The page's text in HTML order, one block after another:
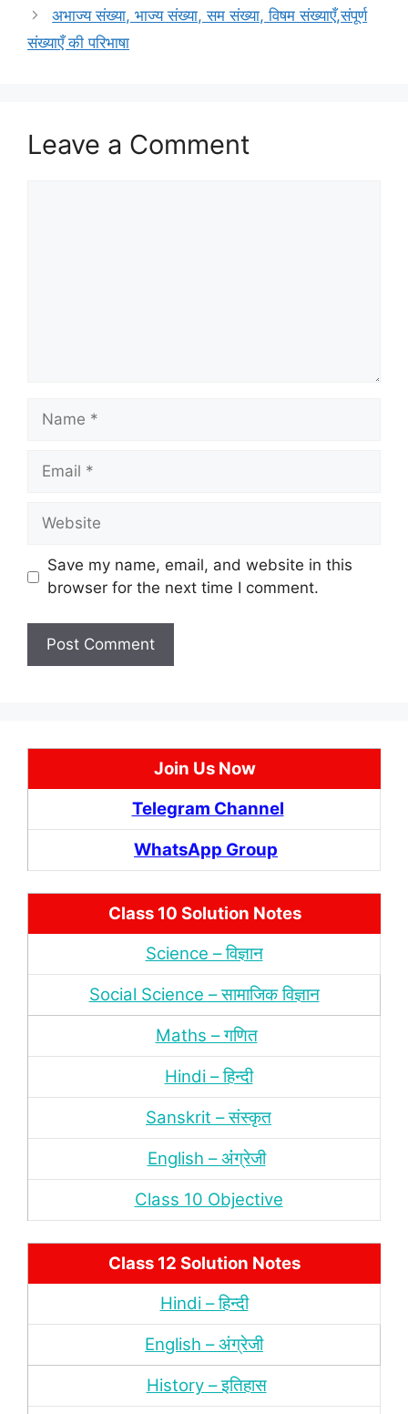
अभाज्य संख्या, भाज्य संख्या, सम संख्या, विषम संख्याएँ,संपूर्ण
संख्याएँ की परिभाषा
Leave a Comment
Name
Email
Website
Save my name, email, and website in this
browser for the next time I comment.
Join Us Now
Telegram Channel
WhatsApp Group
Class 10 Solution Notes
Science – विज्ञान
Social Science – सामाजिक विज्ञान
Maths – गणित
Hindi – हिन्‍दी
Sanskrit – संस्‍कृत
English – अंंग्रेजी
Class 10 Objective
Class 12 Solution Notes
Hindi – हिन्‍दी
English – अंग्रेजी
History – इतिहास